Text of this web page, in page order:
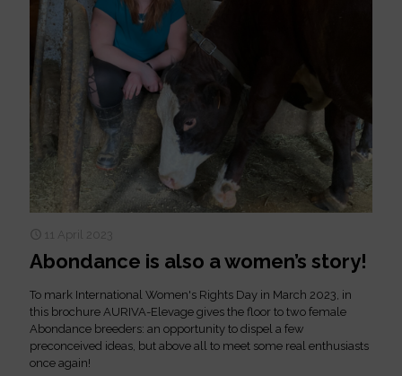
11 April 2023
Abondance is also a women’s story!
To mark International Women's Rights Day in March 2023, in
this brochure AURIVA-Elevage gives the floor to two female
Abondance breeders: an opportunity to dispel a few
preconceived ideas, but above all to meet some real enthusiasts
once again!